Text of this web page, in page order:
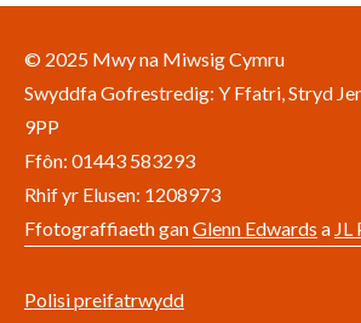
© 2025 Mwy na Miwsig Cymru
Swyddfa Gofrestredig: Y Ffatri, Stryd
9PP
Ffôn: 01443 583293
Rhif yr Elusen: 1208973
Ffotograffiaeth ganGlenn Edwards a JL
Polisi preifatrwydd